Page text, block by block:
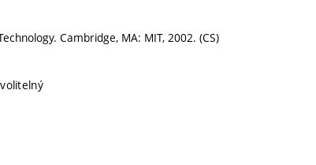
Cambridge, MA: MIT, 2002. (CS)